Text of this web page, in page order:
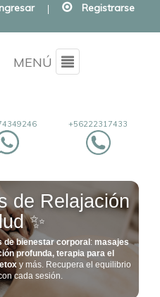
| Registrarse
MENÚ Menu
+56222317433
de Relajación
✨
de bienestar corporal : masajes
profunda, terapia para el
y más. Recupera el equilibrio
cada sesión.